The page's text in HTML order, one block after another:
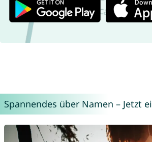
Spannendes über Namen – Jetzt